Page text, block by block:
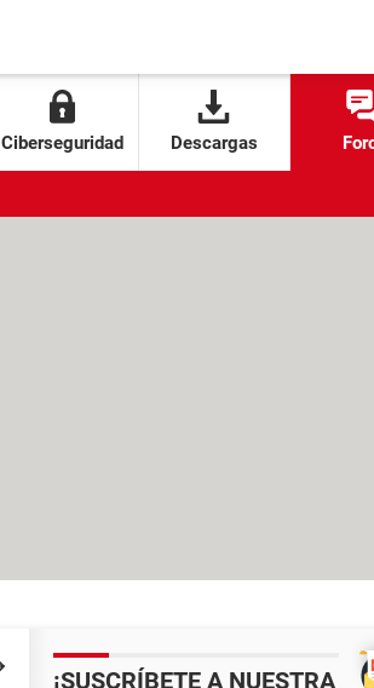
Ciberseguridad Descargas
¡SUSCRÍBETE A NUESTRA